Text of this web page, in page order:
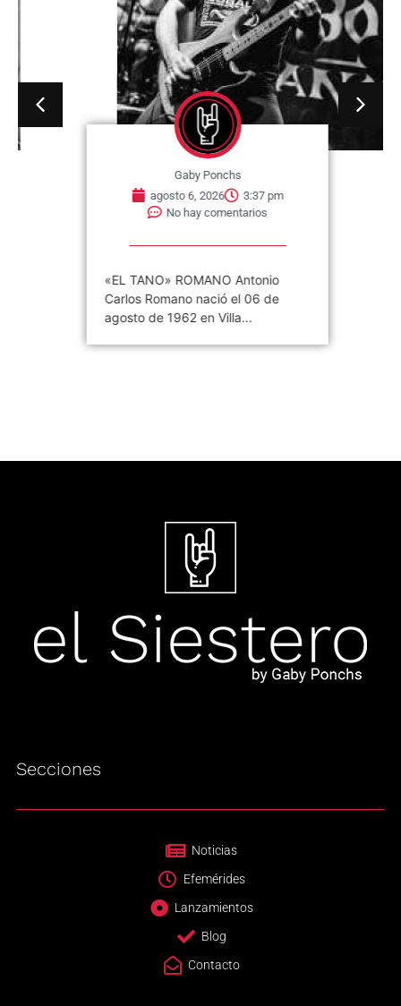
Gaby Ponchs
agosto 6, 2026
3:37 pm
No hay comentarios
«EL TANO» ROMANO Antonio
Carlos Romano nació el 06 de
agosto de 1962 en Villa...
Secciones
Noticias
Efemérides
Lanzamientos
Blog
Contacto